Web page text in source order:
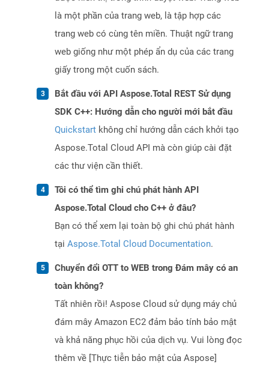
là một phần của trang web, là tập hợp các
trang web có cùng tên miền. Thuật ngữ trang
web giống như một phép ẩn dụ của các trang
giấy trong một cuốn sách.
Bắt đầu với API Aspose.Total REST Sử dụng
SDK C++: Hướng dẫn cho người mới bắt đầu
Quickstart không chỉ hướng dẫn cách khởi tạo
Aspose.Total Cloud API mà còn giúp cài đặt
các thư viện cần thiết.
Tôi có thể tìm ghi chú phát hành API
Aspose.Total Cloud cho C++ ở đâu?
Bạn có thể xem lại toàn bộ ghi chú phát hành
tại Aspose.Total Cloud Documentation.
Chuyển đổi OTT to WEB trong Đám mây có an
toàn không?
Tất nhiên rồi! Aspose Cloud sử dụng máy chủ
đám mây Amazon EC2 đảm bảo tính bảo mật
và khả năng phục hồi của dịch vụ. Vui lòng đọc
thêm về [Thực tiễn bảo mật của Aspose]